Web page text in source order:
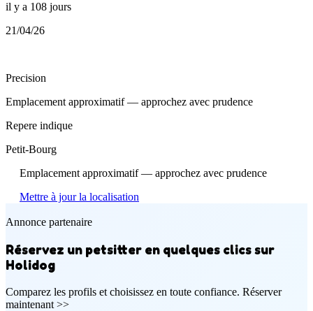
il y a 108 jours
21/04/26
Precision
Emplacement approximatif — approchez avec prudence
Repere indique
Petit-Bourg
Emplacement approximatif — approchez avec prudence
Mettre à jour la localisation
Annonce partenaire
Réservez un petsitter en quelques clics sur
Holidog
Comparez les profils et choisissez en toute confiance. Réserver
maintenant >>